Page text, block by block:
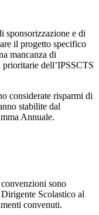
sponsorizzazione e di
il progetto specifico
mancanza di
prioritarie dell’IPSSCTS
considerate risparmi di
stabilite dal
Annuale.
sono
Scolastico al
convenuti.